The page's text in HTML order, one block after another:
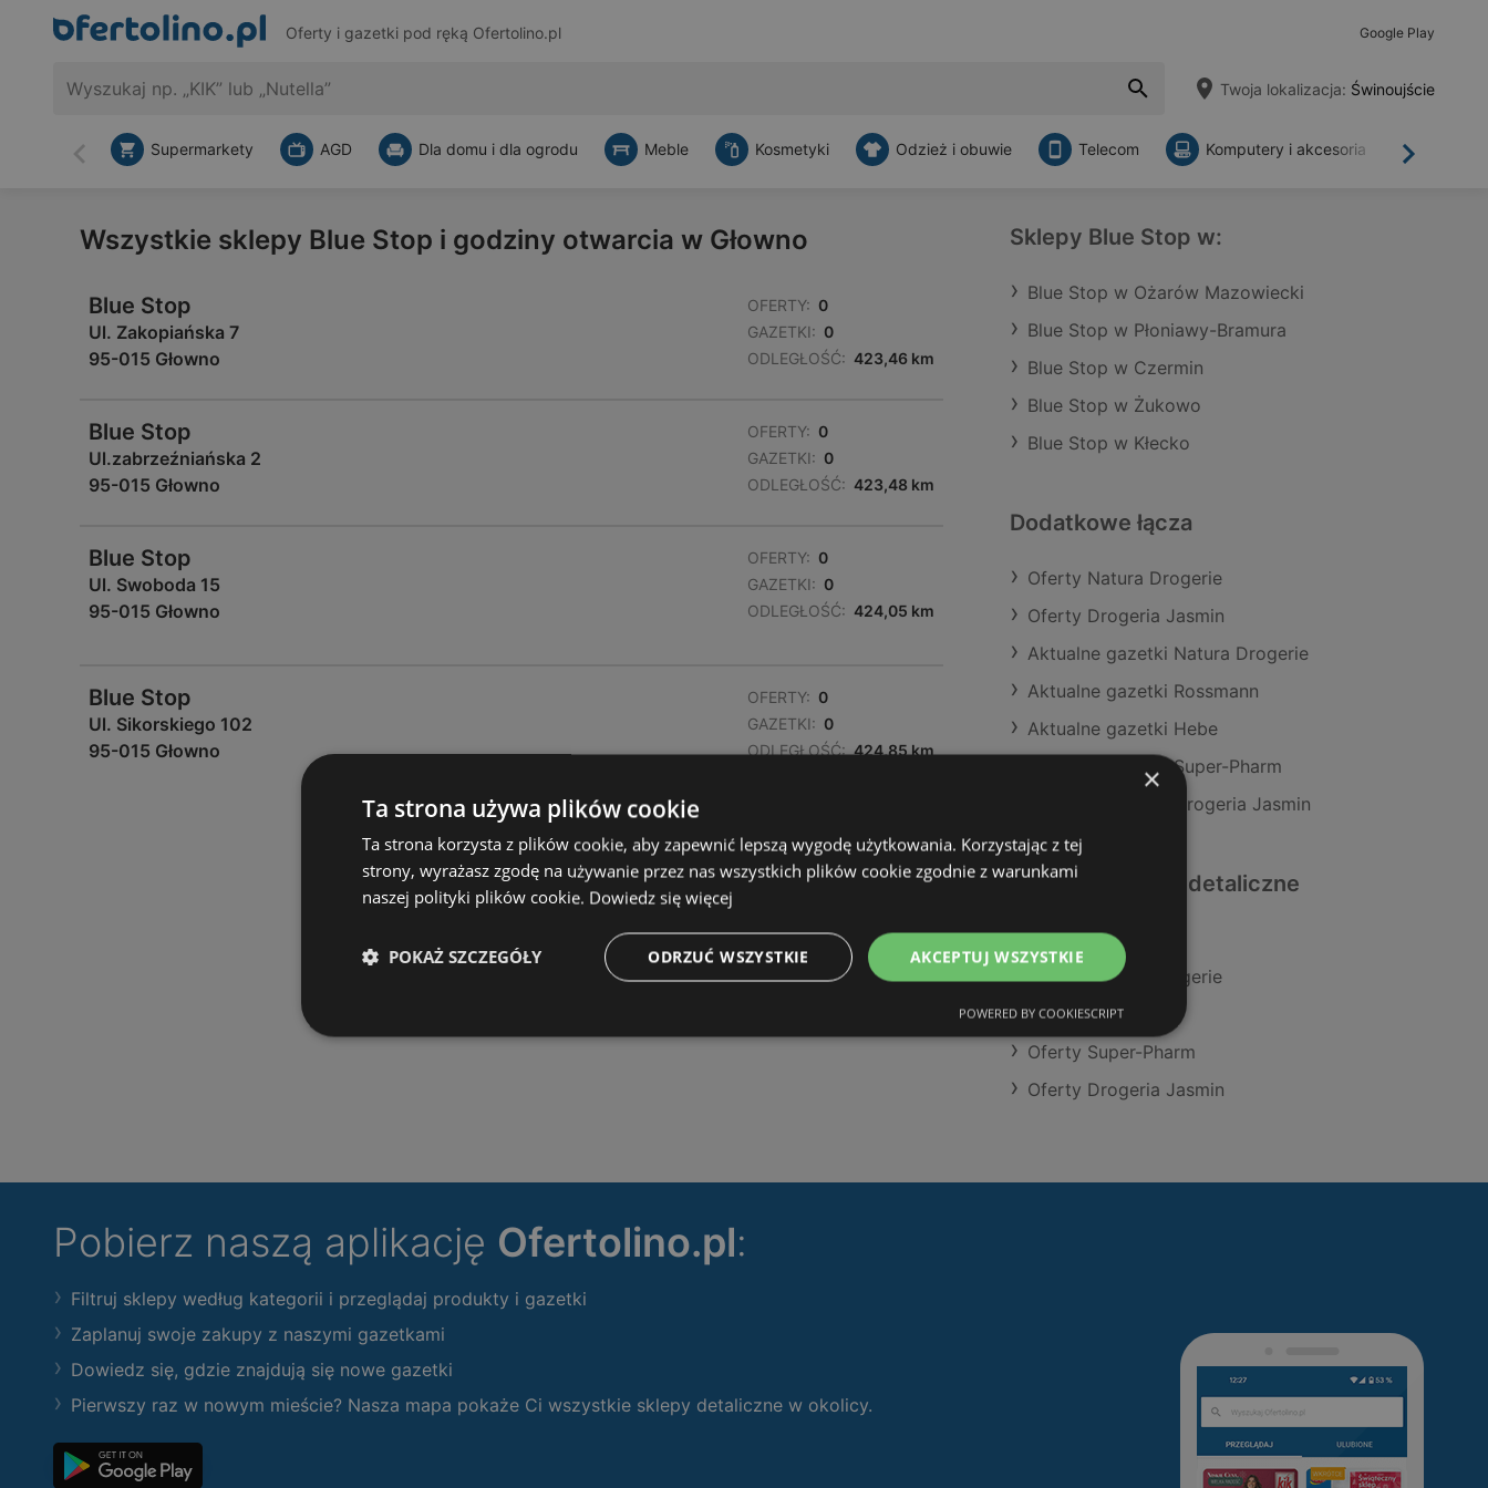
Oferty i gazetki pod ręką Ofertolino.pl Google Play
Twoja lokalizacja: Świnoujście
Wstecz Dalej
Supermarkety AGD Dla domu i dla ogrodu Meble Kosmetyki Odzież i obuwie Telecom Komputery i akcesoria
Wszystkie sklepy Blue Stop i godziny otwarcia w Głowno
Blue Stop
Ul. Zakopiańska 7
95-015 Głowno
OFERTY: 0
GAZETKI: 0
ODLEGŁOŚĆ: 423,46 km
Blue Stop
Ul.zabrzeźniańska 2
95-015 Głowno
OFERTY: 0
GAZETKI: 0
ODLEGŁOŚĆ: 423,48 km
Blue Stop
Ul. Swoboda 15
95-015 Głowno
OFERTY: 0
GAZETKI: 0
ODLEGŁOŚĆ: 424,05 km
Blue Stop
Ul. Sikorskiego 102
95-015 Głowno
OFERTY: 0
GAZETKI: 0
ODLEGŁOŚĆ: 424,85 km
Sklepy Blue Stop w:
Blue Stop w Ożarów Mazowiecki
Blue Stop w Płoniawy-Bramura
Blue Stop w Czermin
Blue Stop w Żukowo
Blue Stop w Kłecko
Dodatkowe łącza
Oferty Natura Drogerie
Oferty Drogeria Jasmin
Aktualne gazetki Natura Drogerie
Aktualne gazetki Rossmann
Aktualne gazetki Hebe
Aktualne gazetki Super-Pharm
Aktualne gazetki Drogeria Jasmin
Podobne sklepy detaliczne
Oferty Rossmann
Oferty Natura Drogerie
Oferty Hebe
Oferty Super-Pharm
Oferty Drogeria Jasmin
Pobierz naszą aplikację Ofertolino.pl:
Filtruj sklepy według kategorii i przeglądaj produkty i gazetki
Zaplanuj swoje zakupy z naszymi gazetkami
Dowiedz się, gdzie znajdują się nowe gazetki
Pierwszy raz w nowym mieście? Nasza mapa pokaże Ci wszystkie sklepy detaliczne w okolicy.
×
Ta strona używa plików cookie
Ta strona korzysta z plików cookie, aby zapewnić lepszą wygodę użytkowania. Korzystając z tej
strony, wyrażasz zgodę na używanie przez nas wszystkich plików cookie zgodnie z warunkami
naszej polityki plików cookie. Dowiedz się więcej
AKCEPTUJ WSZYSTKIE
ODRZUĆ WSZYSTKIE
POKAŻ SZCZEGÓŁY
POWERED BY COOKIESCRIPT